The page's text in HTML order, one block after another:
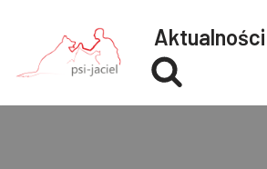
Przejdź
do
Aktualności